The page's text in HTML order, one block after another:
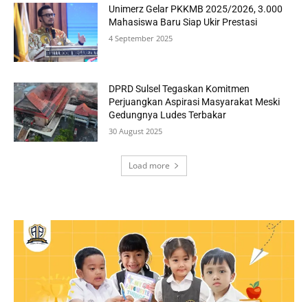
Unimerz Gelar PKKMB 2025/2026, 3.000
Mahasiswa Baru Siap Ukir Prestasi
4 September 2025
DPRD Sulsel Tegaskan Komitmen
Perjuangkan Aspirasi Masyarakat Meski
Gedungnya Ludes Terbakar
30 August 2025
Load more